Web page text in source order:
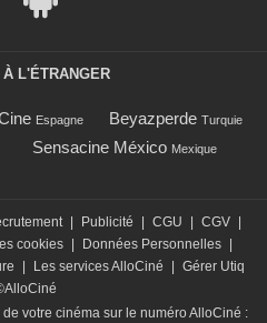
L'ÉTRANGER
Espagne Beyazperde Turquie
Sensacine México Mexique
Publicité CGU CGV
cookies Données Personnelles
Les services AlloCiné
Gérer Utiq
votre cinéma sur le numéro AlloCiné :